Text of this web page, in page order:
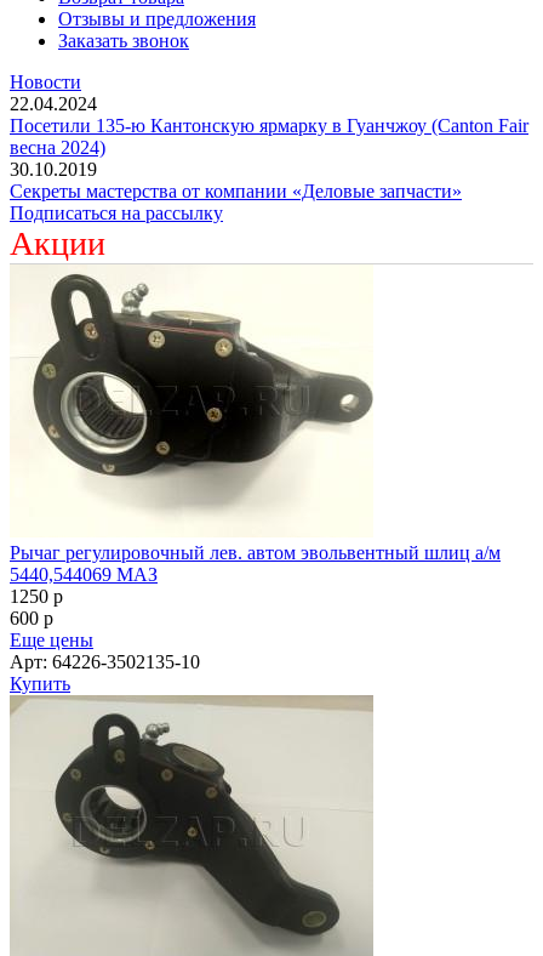
Отзывы и предложения
Заказать звонок
Новости
22.04.2024
Посетили 135-ю Кантонскую ярмарку в Гуанчжоу (Canton Fair
весна 2024)
30.10.2019
Секреты мастерства от компании «Деловые запчасти»
Подписаться на рассылку
Акции
Рычаг регулировочный лев. автом эвольвентный шлиц а/м
5440,544069 МАЗ
1250 p
600 p
Еще цены
Арт: 64226-3502135-10
Купить